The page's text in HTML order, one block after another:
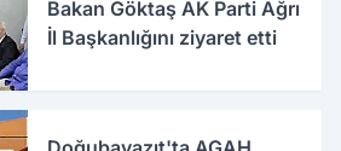
Bakan Göktaş AK Parti Ağrı
İl Başkanlığını ziyaret etti